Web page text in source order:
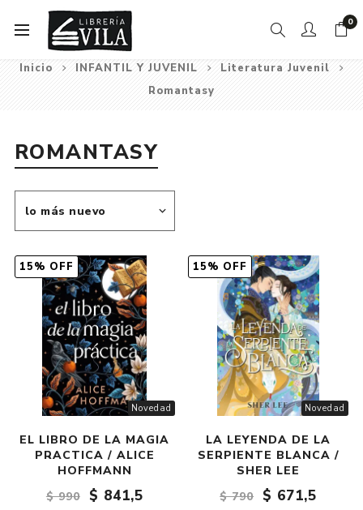
0
Inicio INFANTIL Y JUVENIL
Literatura Juvenil
Romantasy
ROMANTASY
Novedad
15% OFF
EL LIBRO DE LA MAGIA
PRACTICA / ALICE
HOFFMANN
$ 990
$ 841,5
Novedad
15% OFF
LA LEYENDA DE LA
SERPIENTE BLANCA /
SHER LEE
$ 790
$ 671,5